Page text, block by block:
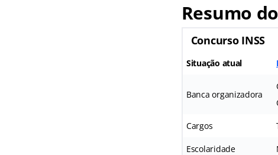
Resumo
Concurso INSS
Situação atual
Banca organizadora
Cargos
Escolaridade